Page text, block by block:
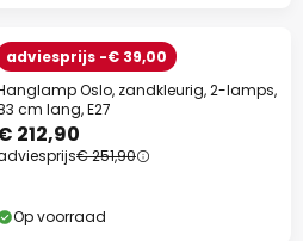
adviesprijs -€ 39,00
Oslo, zandkleurig, 2-lamps,
cm lang, E27
212,90
€ 251,90
Op voorraad